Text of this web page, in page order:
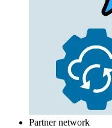
Partner network